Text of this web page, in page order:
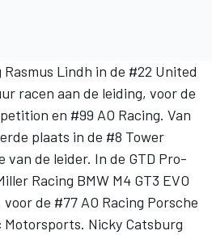
Rasmus Lindh in de #22 United
racen aan de leiding, voor de
en #99 AO Racing. Van
plaats in de #8 Tower
de leider. In de GTD Pro-
Racing BMW M4 GT3 EVO
de #77 AO Racing Porsche
Motorsports. Nicky Catsburg